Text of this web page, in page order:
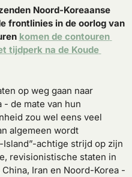
Noord-Koreaanse
frontlinies in de oorlog van
komen de contouren
tijdperk na de Koude
op weg gaan naar
de mate van hun
zou wel eens veel
algemeen wordt
achtige strijd op zijn
revisionistische staten in
Iran en Noord-Korea -